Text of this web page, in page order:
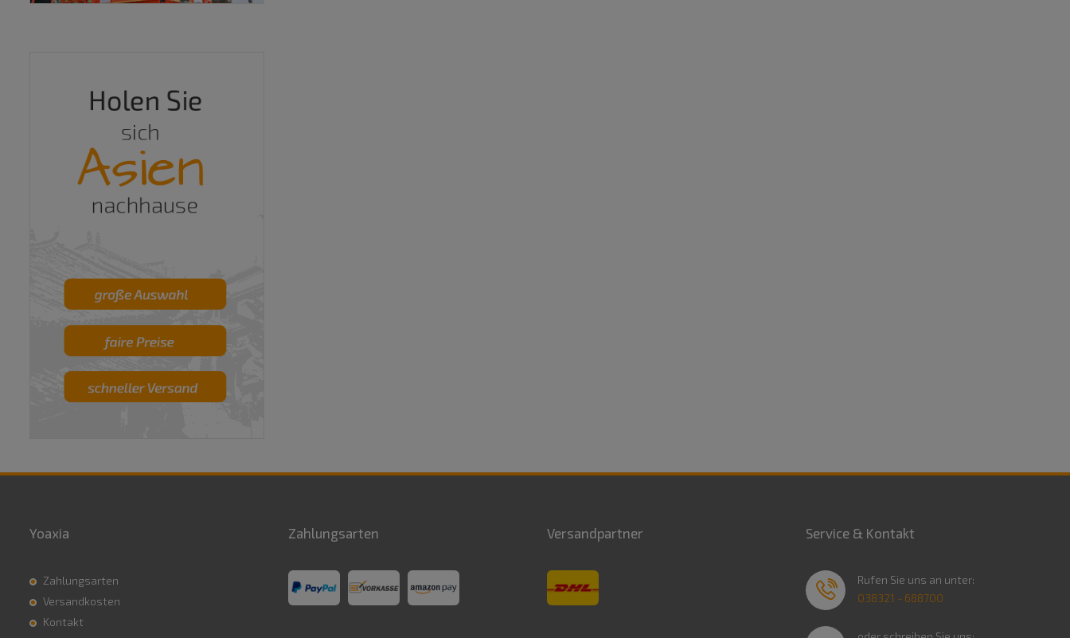
Yoaxia
Zahlungsarten
Versandkosten
Kontakt
Zahlungsarten Versandpartner Service & Kontakt
Rufen Sie uns an unter:
038321 - 688700